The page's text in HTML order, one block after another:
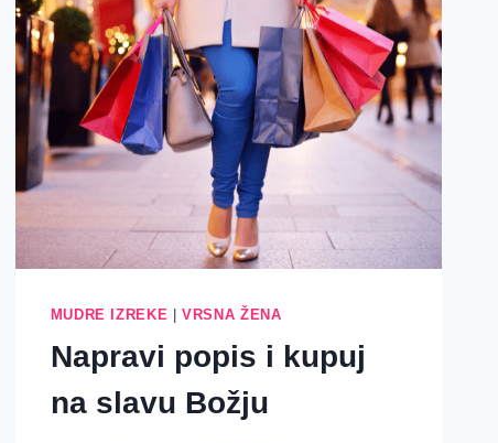
MUDRE IZREKE |VRSNA ŽENA
Napravi popis i kupuj
na slavu Božju